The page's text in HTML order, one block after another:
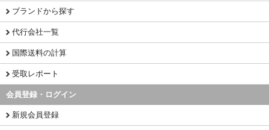
ブランドから探す
代行会社一覧
国際送料の計算
受取レポート
会員登録・ログイン
新規会員登録